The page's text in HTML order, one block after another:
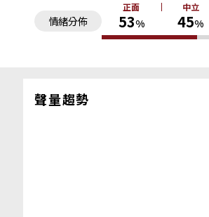
情緒分佈
正面
53%
中立
45%
聲量趨勢